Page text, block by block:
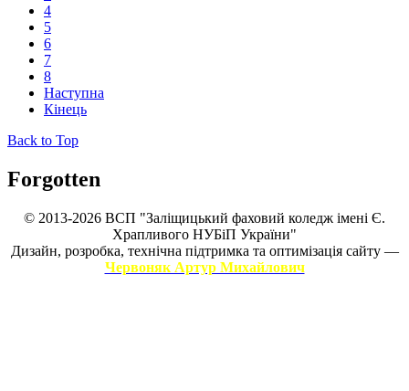
4
5
6
7
8
Наступна
Кінець
Back to Top
Forgotten
© 2013-2026 ВСП "Заліщицький фаховий коледж імені Є.
Храпливого НУБіП України"
Дизайн, розробка, технічна підтримка та оптимізація сайту —
Червоняк Артур Михайлович